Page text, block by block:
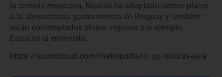
la comida mexicana, Nicolás ha adaptado ciertos platos
a la idiosincrasia gastronómica de Uruguay y también
están contemplados platos veganos por ejemplo.
Escuchá la entrevista:
https://soundcloud.com/metropolitano_uy/nicolas-sala